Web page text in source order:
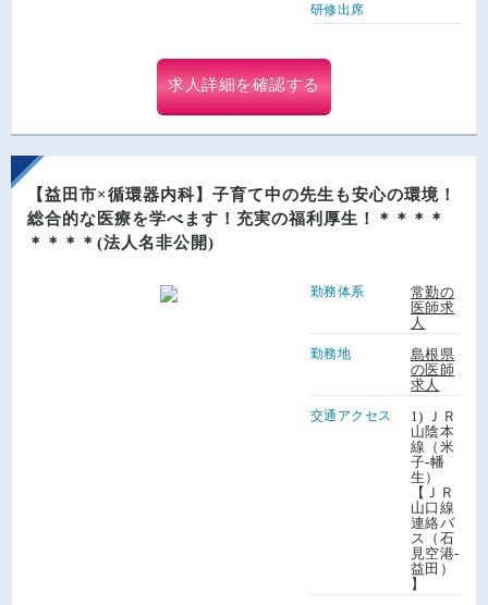
研修出席
求人詳細を確認する
【益田市×循環器内科】子育て中の先生も安心の環境！
総合的な医療を学べます！充実の福利厚生！＊＊＊＊
＊＊＊＊(法人名非公開)
勤務体系
常勤の
医師求
人
勤務地
島根県
の医師
求人
交通アクセス
1) ＪＲ
山陰本
線（米
子-幡
生）
【ＪＲ
山口線
連絡バ
ス（石
見空港-
益田）
】